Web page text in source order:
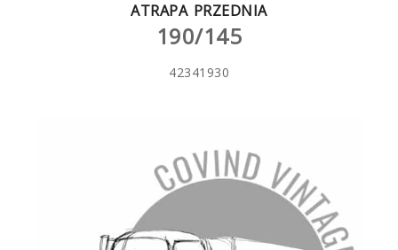
ATRAPA PRZEDNIA
190/145
42341930